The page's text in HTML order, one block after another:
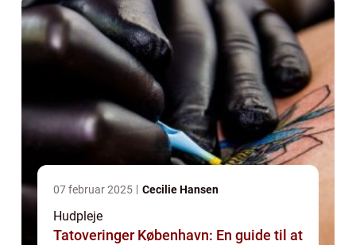
07 februar 2025 Cecilie Hansen
Hudpleje
Tatoveringer København: En guide til at